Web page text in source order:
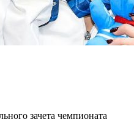
зачета чемпионата